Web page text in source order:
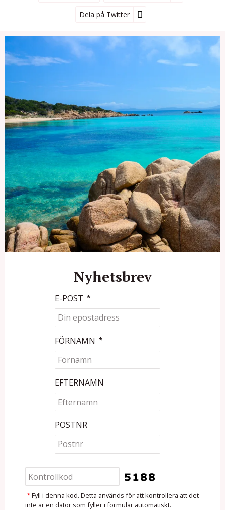
Dela på Twitter
Nyhetsbrev
E-POST *
FÖRNAMN *
EFTERNAMN
POSTNR
* Fyll i denna kod. Detta används för att kontrollera att det
inte är en dator som fyller i formulär automatiskt.